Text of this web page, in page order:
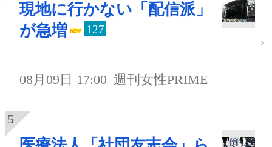
現地に行かない「配信派」
が急増
127
08月09日 17:00 週刊女性PRIME